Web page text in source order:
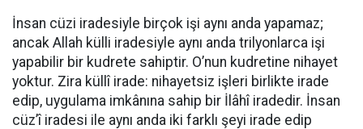
İnsan cüzi iradesiyle birçok işi aynı anda yapamaz;
ancak Allah külli iradesiyle aynı anda trilyonlarca işi
yapabilir bir kudrete sahiptir. O’nun kudretine nihayet
yoktur. Zira küllî irade: nihayetsiz işleri birlikte irade
edip, uygulama imkânına sahip bir İlâhî iradedir. İnsan
cüz’î iradesi ile aynı anda iki farklı şeyi irade edip